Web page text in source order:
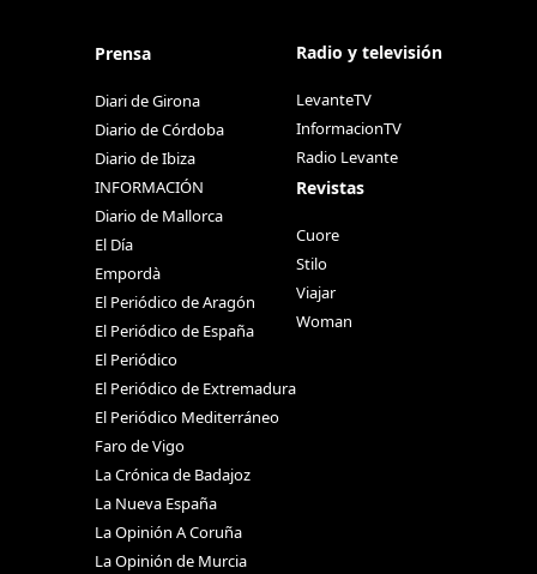
Prensa
Diari de Girona
Diario de Córdoba
Diario de Ibiza
INFORMACIÓN
Diario de Mallorca
El Día
Empordà
El Periódico de Aragón
El Periódico de España
El Periódico
El Periódico de Extremadura
El Periódico Mediterráneo
Faro de Vigo
La Crónica de Badajoz
La Nueva España
La Opinión A Coruña
La Opinión de Murcia
Radio y televisión
LevanteTV
InformacionTV
Radio Levante
Revistas
Cuore
Stilo
Viajar
Woman